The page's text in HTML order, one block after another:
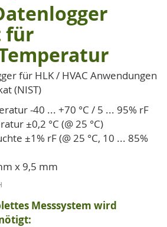
für
für HLK / HVAC Anwendungen
(NIST)
-40 ... +70 °C / 5 ... 95% rF
±0,2 °C (@ 25 °C)
±1% rF (@ 25 °C, 10 ... 85%
x 9,5 mm
Messsystem wird